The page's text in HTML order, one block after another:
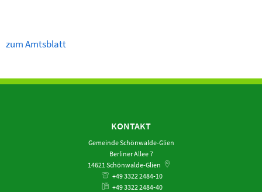
zum Amtsblatt
KONTAKT
Gemeinde Schönwalde-Glien
Berliner Allee 7
14621Schönwalde-Glien
+49 3322 2484-10
+49 3322 2484-40